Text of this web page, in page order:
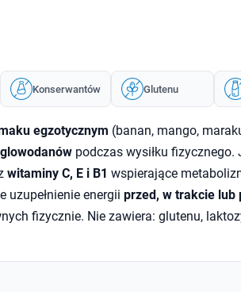
Konserwantów Glutenu
egzotycznym (banan, mango,
podczas wysiłku fizycznego.
witaminy C, E i B1 wspierające
energii przed, w trakcie lub
fizycznie. Nie zawiera: glutenu,